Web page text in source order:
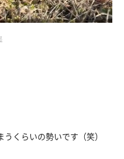
くらいの勢いです（笑）